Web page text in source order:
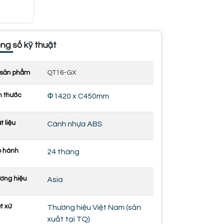
số kỹ thuật
phẩm QT16-GX
thước Φ1420 x C450mm
liệu Cánh nhựa ABS
hành 24 tháng
hiệu Asia
xứ
Thương hiệu Việt Nam (sản
xuất tại TQ)